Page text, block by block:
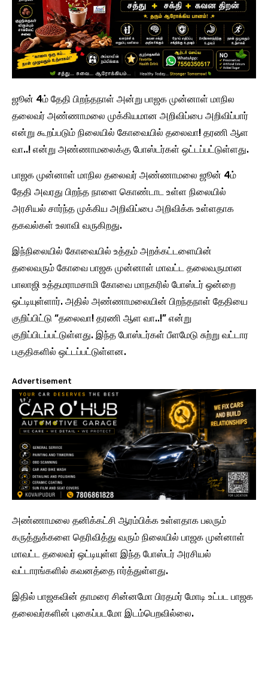
ஜூன் 4ம் தேதி பிறந்தநாள் அன்று பாஜக முன்னாள் மாநில
தலைவர் அண்ணாமலை முக்கியமான அறிவிப்பை அறிவிப்பார்
என்று கூறப்படும் நிலையில் கோவையில் தலைவா! தரணி ஆள
வா..! என்று அண்ணாமலைக்கு போஸ்டர்கள் ஒட்டப்பட்டுள்ளது.
பாஜக முன்னாள் மாநில தலைவர் அண்ணாமலை ஜூன் 4ம்
தேதி அவரது பிறந்த நாளை கொண்டாட உள்ள நிலையில்
அரசியல் சார்ந்த முக்கிய அறிவிப்பை அறிவிக்க உள்ளதாக
தகவல்கள் உலாவி வருகிறது.
இந்நிலையில் கோவையில் உத்தம் அறக்கட்டளையின்
தலைவரும் கோவை பாஜக முன்னாள் மாவட்ட தலைவருமான
பாலாஜி உத்தமராமசாமி கோவை மாநகரில் போஸ்டர் ஒன்றை
ஒட்டியுள்ளார். அதில் அண்ணாமலையின் பிறந்தநாள் தேதியை
குறிப்பிட்டு “தலைவா! தரணி ஆள வா..!” என்று
குறிப்பிடப்பட்டுள்ளது. இந்த போஸ்டர்கள் பீளமேடு சுற்று வட்டார
பகுதிகளில் ஒட்டப்பட்டுள்ளன.
Advertisement
அண்ணாமலை தனிக்கட்சி ஆரம்பிக்க உள்ளதாக பலரும்
கருத்துக்களை தெரிவித்து வரும் நிலையில் பாஜக முன்னாள்
மாவட்ட தலைவர் ஒட்டியுள்ள இந்த போஸ்டர் அரசியல்
வட்டாரங்களில் கவனத்தை ஈர்த்துள்ளது.
இதில் பாஜகவின் தாமரை சின்னமோ பிரதமர் மோடி உட்பட பாஜக
தலைவர்களின் புகைப்படமோ இடம்பெறவில்லை.